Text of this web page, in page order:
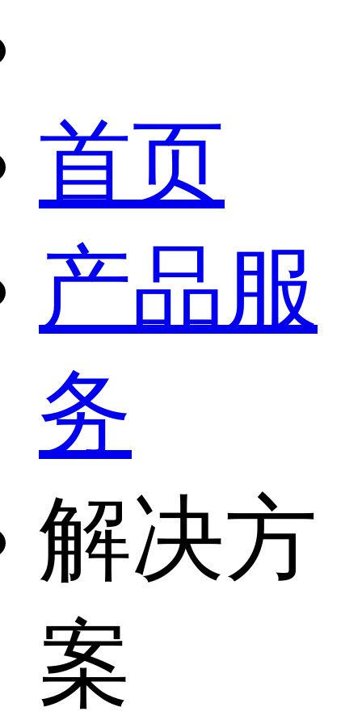
首页
产品服
务
解决方
案